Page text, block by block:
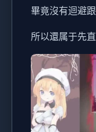
畢竟沒有迴避
所以還属于先